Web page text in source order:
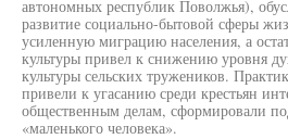
автономных республик Поволжья),
развитие социально-бытовой сферы
усиленную миграцию населения, а
культуры привел к снижению уровня
культуры сельских тружеников.
привели к угасанию среди крестьян
общественным делам, сформировали
«маленького человека».